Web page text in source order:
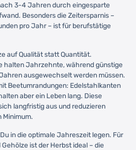
3-4 Jahren durch eingesparte
Besonders die Zeitersparnis –
pro Jahr – ist für berufstätige
auf Qualität statt Quantität.
halten Jahrzehnte, während günstige
ausgewechselt werden müssen.
Beetumrandungen: Edelstahlkanten
aber ein Leben lang. Diese
langfristig aus und reduzieren
Minimum.
in die optimale Jahreszeit legen. Für
ist der Herbst ideal – die